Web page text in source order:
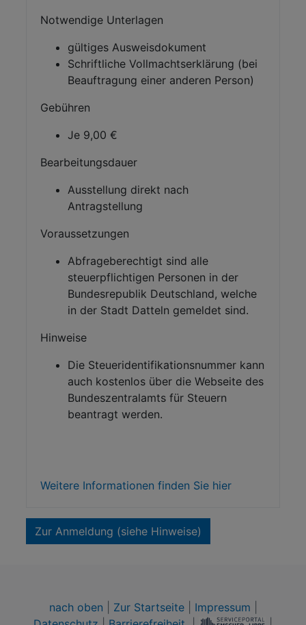
Notwendige Unterlagen
gültiges Ausweisdokument
Schriftliche Vollmachtserklärung (bei
Beauftragung einer anderen Person)
Gebühren
Je 9,00 €
Bearbeitungsdauer
Ausstellung direkt nach
Antragstellung
Voraussetzungen
Abfrageberechtigt sind alle
steuerpflichtigen Personen in der
Bundesrepublik Deutschland, welche
in der Stadt Datteln gemeldet sind.
Hinweise
Die Steueridentifikationsnummer kann
auch kostenlos über die Webseite des
Bundeszentralamts für Steuern
beantragt werden.
Weitere Informationen finden Sie hier
Zur Anmeldung (siehe Hinweise)
nach oben Zur Startseite| Impressum